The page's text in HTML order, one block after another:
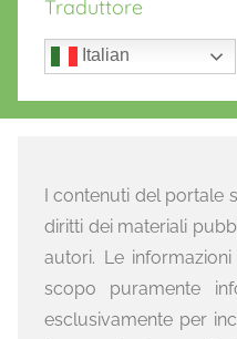
Traduttore
Italian
I contenuti del portale
diritti dei materiali
autori. Le
scopo puramente
esclusivamente per